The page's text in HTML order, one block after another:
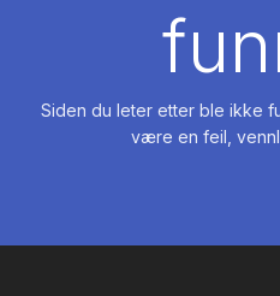
Siden du leter etter ble ikke
være en feil,